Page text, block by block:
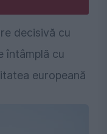
decisivă cu
întâmplă cu
europeană